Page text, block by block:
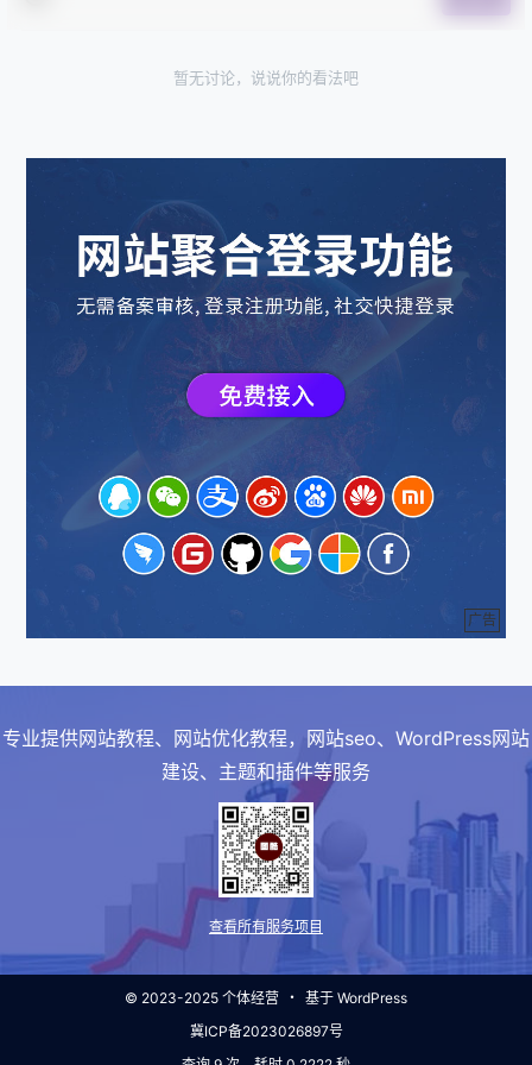
暂无讨论，说说你的看法吧
广告
专业提供网站教程、网站优化教程，网站seo、WordPress网站
建设、主题和插件等服务
查看所有服务项目
© 2023-2025 个体经营 ・ 基于 WordPress
冀ICP备2023026897号